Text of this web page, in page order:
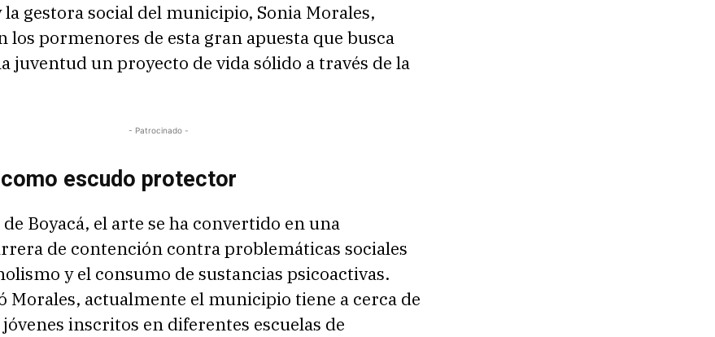
la gestora social del municipio, Sonia Morales,
pormenores de esta gran apuesta que busca
juventud un proyecto de vida sólido a través de la
- Patrocinado -
como escudo protector
Boyacá, el arte se ha convertido en una
de contención contra problemáticas sociales
y el consumo de sustancias psicoactivas.
Morales, actualmente el municipio tiene a cerca de
inscritos en diferentes escuelas de